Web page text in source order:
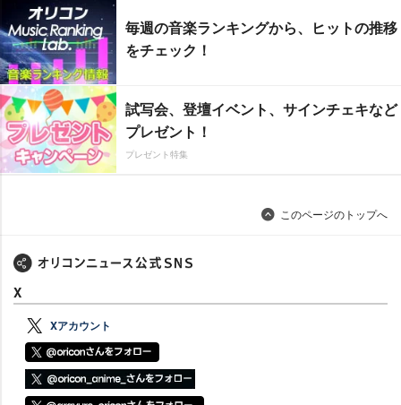
毎週の音楽ランキングから、ヒットの推移
をチェック！
試写会、登壇イベント、サインチェキなど
プレゼント！
プレゼント特集
このページのトップへ
X
Xアカウント